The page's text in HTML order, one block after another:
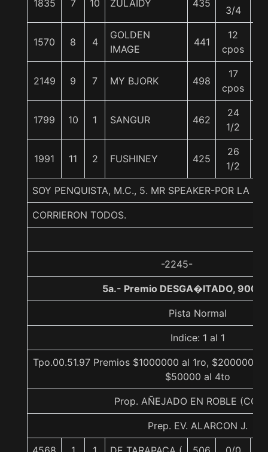
1835 7 10 ZULAIDY 435
3/4
1570 8 4
GOLDEN
IMAGE
441
12
cpos
2149 9 7 MY BJORK 498
17
cpos
1799 10 1 SANGUR 462
24
1/2
1991 11 2 FUSHINEY 425
26
1/2
SOY PENQUISTA, M.C., 5. MR SPEAKER-POR LA
CORRIERON TODOS.
-2245-
5a.- Premio DESGA�ITADO, 900
Pista Normal
Indice: 1 al 1
Tpo.00.51.97 Premios $1000000 al 1ro, $200000
$50000 al 4to
Prop. AÑEJADO EN ROBLE
Prep. EV. ALARCON J.